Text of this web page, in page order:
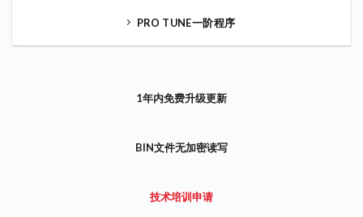
PRO TUNE一阶程序
1年内免费升级更新
BIN文件无加密读写
技术培训申请